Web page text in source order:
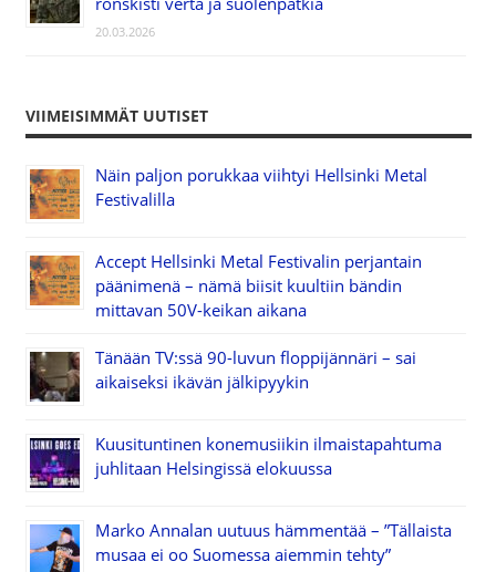
20.03.2026
VIIMEISIMMÄT UUTISET
Näin paljon porukkaa viihtyi Hellsinki Metal
Festivalilla
Accept Hellsinki Metal Festivalin perjantain
päänimenä – nämä biisit kuultiin bändin
mittavan 50V-keikan aikana
Tänään TV:ssä 90-luvun floppijännäri – sai
aikaiseksi ikävän jälkipyykin
Kuusituntinen konemusiikin ilmaistapahtuma
juhlitaan Helsingissä elokuussa
Marko Annalan uutuus hämmentää – ”Tällaista
musaa ei oo Suomessa aiemmin tehty”